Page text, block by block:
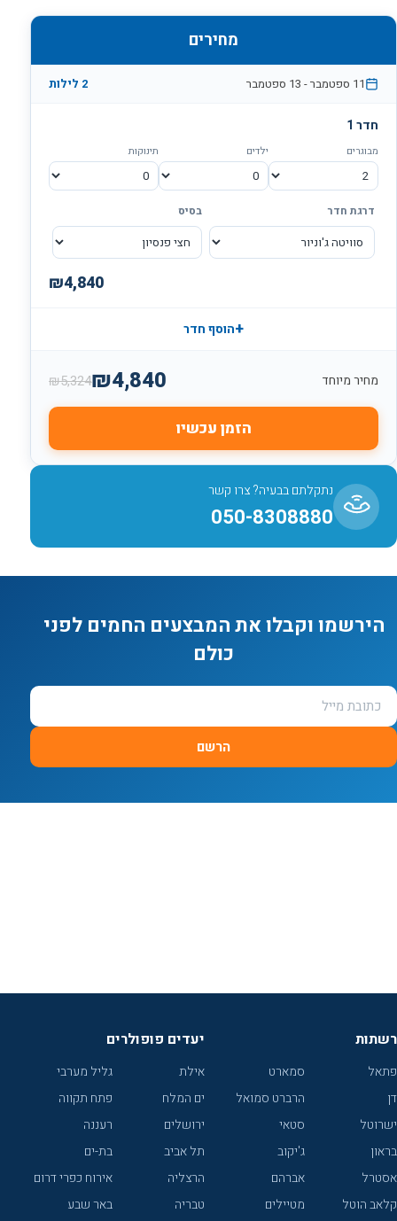
מחירים
11 ספטמבר - 13 ספטמבר 2 לילות
חדר 1
מבוגרים ילדים תינוקות
דרגת חדר בסיס
₪4,840
+הוסף חדר
מחיר מיוחד ₪4,840
₪5,324
הזמן עכשיו
נתקלתם בבעיה? צרו קשר
050-8308880
הירשמו וקבלו את המבצעים החמים לפני
כולם
הרשם
רשתות
פתאל
דן
ישרוטל
בראון
אסטרל
קלאב הוטל
סמארט
הרברט סמואל
סטאי
ג'יקוב
אברהם
מטיילים
יעדים פופולרים
אילת
ים המלח
ירושלים
תל אביב
הרצליה
טבריה
גליל מערבי
פתח תקווה
רעננה
בת-ים
אירוח כפרי דרום
באר שבע